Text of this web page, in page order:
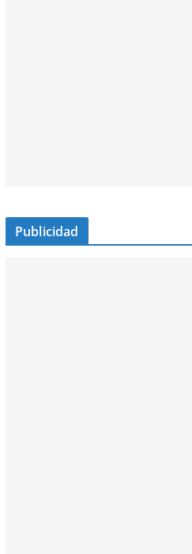
Publicidad